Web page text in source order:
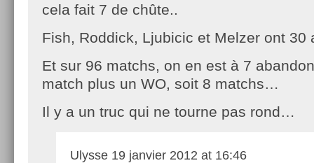
cela fait 7 de chûte..
Fish, Roddick, Ljubicic et Melzer ont
Et sur 96 matchs, on en est à 7
match plus un WO, soit 8 matchs…
Il y a un truc qui ne tourne pas rond…
Ulysse 19 janvier 2012 at 16:46